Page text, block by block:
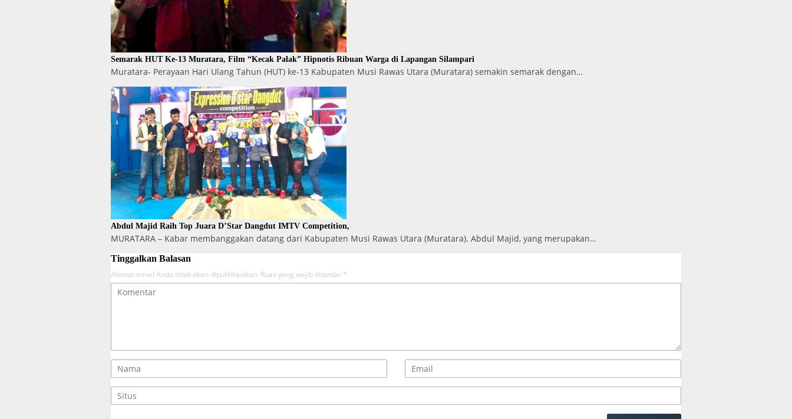
Semarak HUT Ke-13 Muratara, Film “Kecak Palak” Hipnotis Ribuan Warga di Lapangan Silampari
Muratara- Perayaan Hari Ulang Tahun (HUT) ke-13 Kabupaten Musi Rawas Utara (Muratara) semakin semarak dengan…
Abdul Majid Raih Top Juara D’Star Dangdut IMTV Competition,
MURATARA – Kabar membanggakan datang dari Kabupaten Musi Rawas Utara (Muratara). Abdul Majid, yang merupakan…
Tinggalkan Balasan
Alamat email Anda tidak akan dipublikasikan. Ruas yang wajib ditandai *